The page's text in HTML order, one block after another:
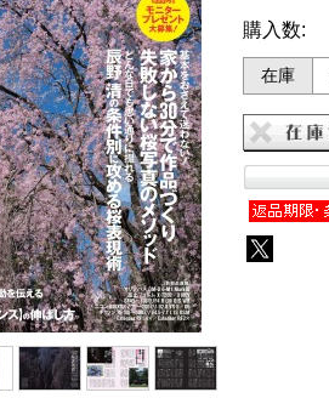
購入数:
在庫